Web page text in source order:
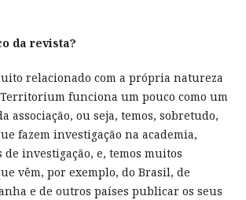
da revista?
relacionado com a própria natureza
Territorium funciona um pouco como um
associação, ou seja, temos, sobretudo,
fazem investigação na academia,
de investigação, e, temos muitos
vêm, por exemplo, do Brasil, de
e de outros países publicar os seus